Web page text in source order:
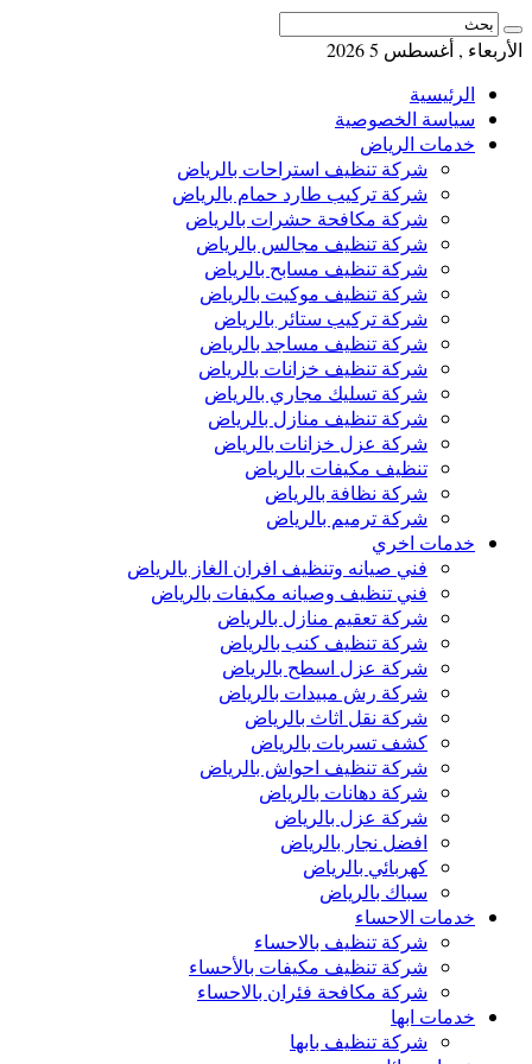
الأربعاء , أغسطس 5 2026
الرئيسية
سياسة الخصوصية
خدمات الرياض
شركة تنظيف استراحات بالرياض
شركة تركيب طارد حمام بالرياض
شركة مكافحة حشرات بالرياض
شركة تنظيف مجالس بالرياض
شركة تنظيف مسابح بالرياض
شركة تنظيف موكيت بالرياض
شركة تركيب ستائر بالرياض
شركة تنظيف مساجد بالرياض
شركة تنظيف خزانات بالرياض
شركة تسليك مجاري بالرياض
شركة تنظيف منازل بالرياض
شركة عزل خزانات بالرياض
تنظيف مكيفات بالرياض
شركة نظافة بالرياض
شركة ترميم بالرياض
خدمات اخري
فني صيانه وتنظيف افران الغاز بالرياض
فني تنظيف وصيانه مكيفات بالرياض
شركة تعقيم منازل بالرياض
شركة تنظيف كنب بالرياض
شركة عزل اسطح بالرياض
شركة رش مبيدات بالرياض
شركة نقل اثاث بالرياض
كشف تسربات بالرياض
شركة تنظيف احواش بالرياض
شركة دهانات بالرياض
شركة عزل بالرياض
افضل نجار بالرياض
كهربائي بالرياض
سباك بالرياض
خدمات الاحساء
شركة تنظيف بالاحساء
شركة تنظيف مكيفات بالأحساء
شركة مكافحة فئران بالاحساء
خدمات ابها
شركة تنظيف بابها